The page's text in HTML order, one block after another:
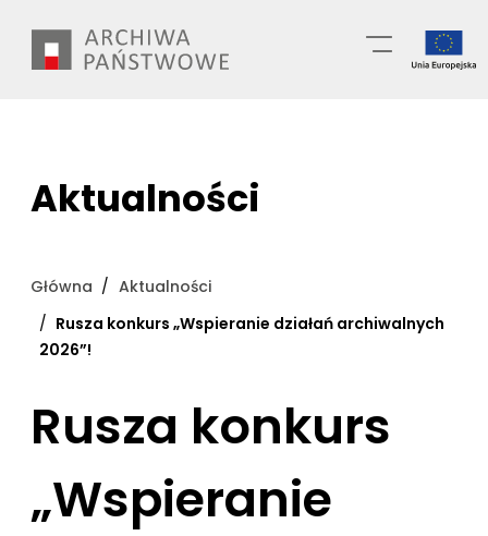
treści
Aktualności
Główna
Aktualności
Rusza konkurs „Wspieranie działań archiwalnych
2026”!
Rusza konkurs
„Wspieranie